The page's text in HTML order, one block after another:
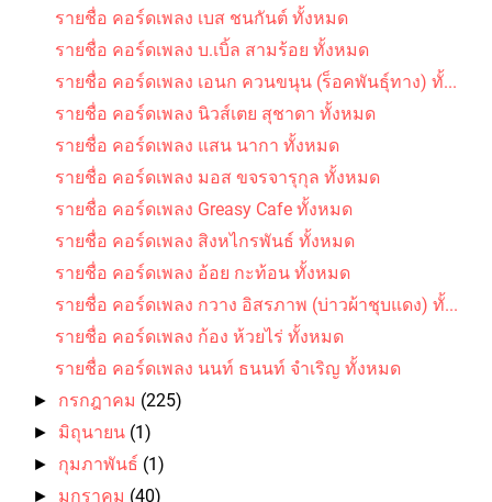
รายชื่อ คอร์ดเพลง เบส ชนกันต์ ทั้งหมด
รายชื่อ คอร์ดเพลง บ.เบิ้ล สามร้อย ทั้งหมด
รายชื่อ คอร์ดเพลง เอนก ควนขนุน (ร็อคพันธุ์ทาง) ทั้...
รายชื่อ คอร์ดเพลง นิวส์เตย สุชาดา ทั้งหมด
รายชื่อ คอร์ดเพลง แสน นากา ทั้งหมด
รายชื่อ คอร์ดเพลง มอส ขจรจารุกุล ทั้งหมด
รายชื่อ คอร์ดเพลง Greasy Cafe ทั้งหมด
รายชื่อ คอร์ดเพลง สิงหไกรพันธ์ ทั้งหมด
รายชื่อ คอร์ดเพลง อ้อย กะท้อน ทั้งหมด
รายชื่อ คอร์ดเพลง กวาง อิสรภาพ (บ่าวผ้าชุบแดง) ทั้...
รายชื่อ คอร์ดเพลง ก้อง ห้วยไร่ ทั้งหมด
รายชื่อ คอร์ดเพลง นนท์ ธนนท์ จำเริญ ทั้งหมด
► กรกฎาคม (225)
► มิถุนายน (1)
► กุมภาพันธ์ (1)
► มกราคม (40)